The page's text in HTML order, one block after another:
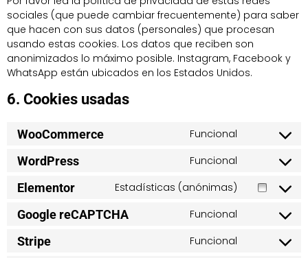
sociales (que puede cambiar frecuentemente) para saber
que hacen con sus datos (personales) que procesan
usando estas cookies. Los datos que reciben son
anonimizados lo máximo posible. Instagram, Facebook y
WhatsApp están ubicados en los Estados Unidos.
6. Cookies usadas
WooCommerce Funcional
WordPress Funcional
Elementor Estadísticas (anónimas)
Google reCAPTCHA Funcional
Stripe Funcional